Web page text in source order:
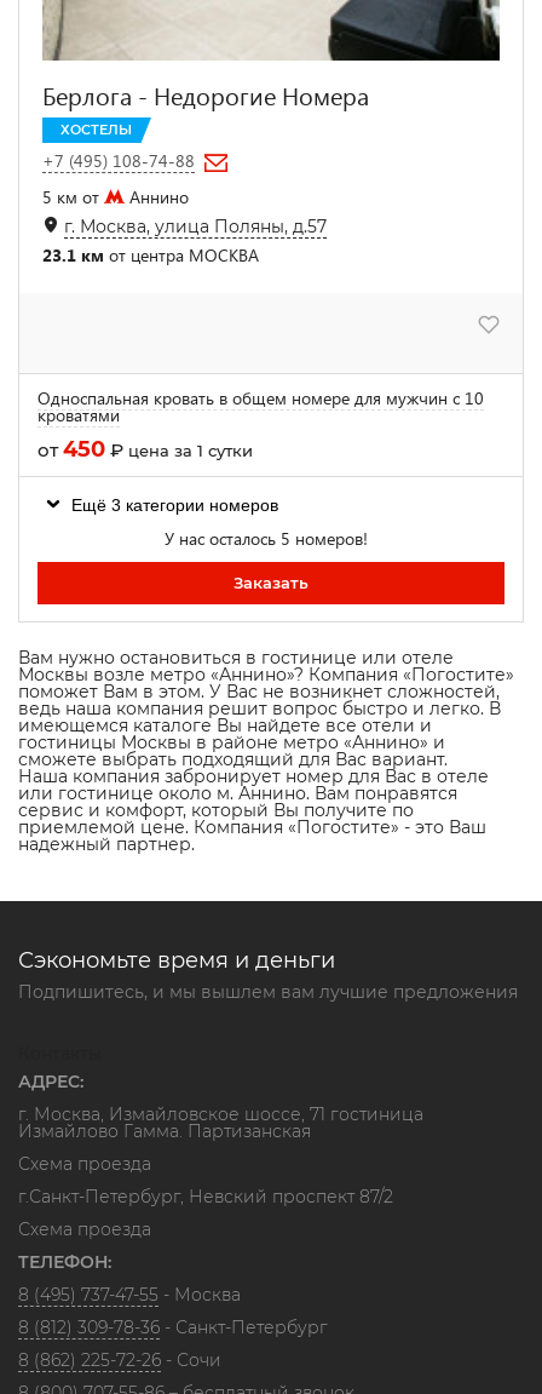
Берлога - Недорогие Номера
ХОСТЕЛЫ
+7 (495) 108-74-88
5 км от
Аннино
г. Москва, улица Поляны, д.57
23.1 км от центра МОСКВА
Односпальная кровать в общем номере для мужчин с 10
кроватями
от450 ₽ цена за 1 сутки
Ещё 3 категории номеров
У нас осталось 5 номеров!
Заказать
Вам нужно остановиться в гостинице или отеле
Москвы возле метро «Аннино»? Компания «Погостите»
поможет Вам в этом. У Вас не возникнет сложностей,
ведь наша компания решит вопрос быстро и легко. В
имеющемся каталоге Вы найдете все отели и
гостиницы Москвы в районе метро «Аннино» и
сможете выбрать подходящий для Вас вариант.
Наша компания забронирует номер для Вас в отеле
или гостинице около м. Аннино. Вам понравятся
сервис и комфорт, который Вы получите по
приемлемой цене. Компания «Погостите» - это Ваш
надежный партнер.
Сэкономьте время и деньги
Подпишитесь, и мы вышлем вам лучшие предложения
АДРЕС:
г. Москва, Измайловское шоссе, 71 гостиница
Измайлово Гамма. Партизанская
Схема проезда
г.Санкт-Петербург, Невский проспект 87/2
Схема проезда
ТЕЛЕФОН:
8 (495) 737-47-55 - Москва
8 (812) 309-78-36 - Санкт-Петербург
8 (862) 225-72-26 - Сочи